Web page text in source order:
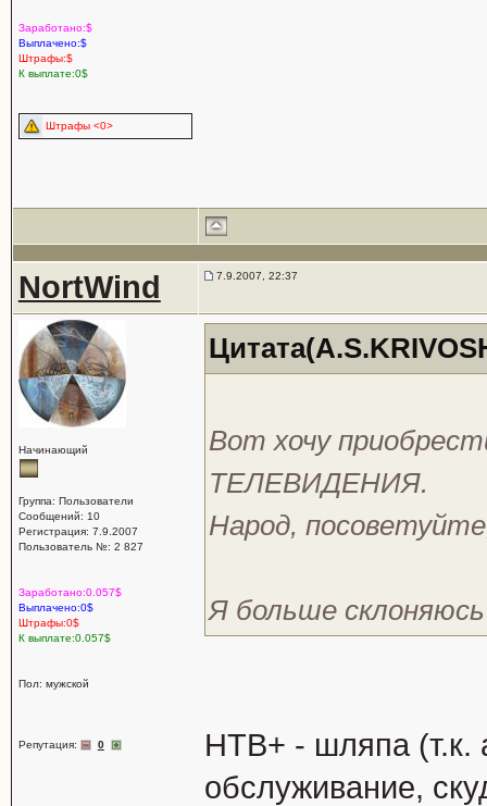
Заработано:$
Выплачено:$
Штрафы:$
К выплате:0$
Штрафы <0>
NortWind 7.9.2007, 22:37
Начинающий
Группа: Пользователи
Сообщений: 10
Регистрация: 7.9.2007
Пользователь №: 2 827
Заработано:0.057$
Выплачено:0$
Штрафы:0$
К выплате:0.057$
Пол: мужской
Репутация: 0
Вот хочу
ТЕЛЕВИДЕНИЯ.
Народ,
Я больше
НТВ+ - шляпа (т.к.
обслуживание,